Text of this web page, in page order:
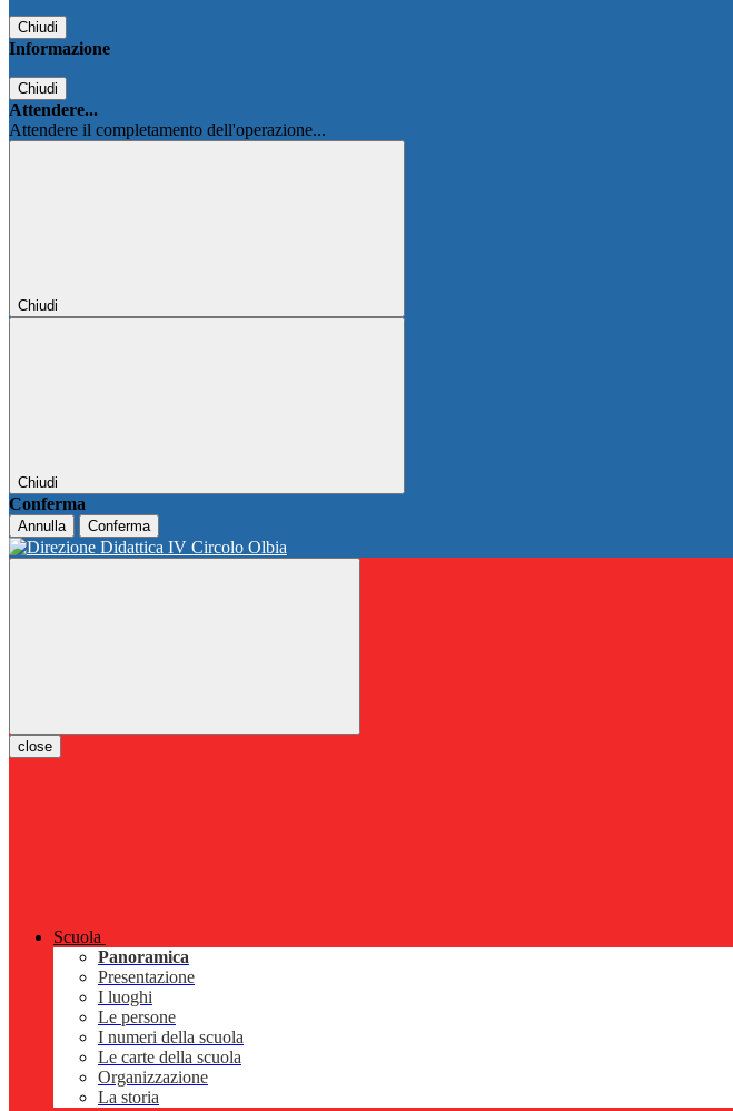
Chiudi
Informazione
Chiudi
Attendere...
Attendere il completamento dell'operazione...
Chiudi
Chiudi
Conferma
Annulla Conferma
close
Scuola
Panoramica
Presentazione
I luoghi
Le persone
I numeri della scuola
Le carte della scuola
Organizzazione
La storia